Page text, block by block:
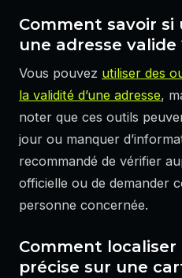
Comment savoir si
une adresse valide
Vous pouvez utiliser des
la validité d’une adresse,
noter que ces outils
jour ou manquer
recommandé de vérifier
officielle ou de demander
personne concernée.
Comment localiser
précise sur une